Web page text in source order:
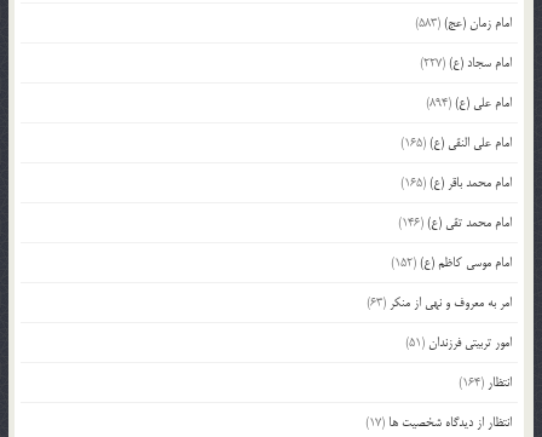
امام زمان (عج)(583)
امام سجاد (ع)(227)
امام علی (ع)(894)
امام علی النقی (ع)(165)
امام محمد باقر (ع)(165)
امام محمد تقی (ع)(146)
امام موسی کاظم (ع)(152)
امر به معروف و نهی از منکر (63)
امور تربیتی فرزندان(51)
انتظار (164)
انتظار از دیدگاه شخصیت ها (17)